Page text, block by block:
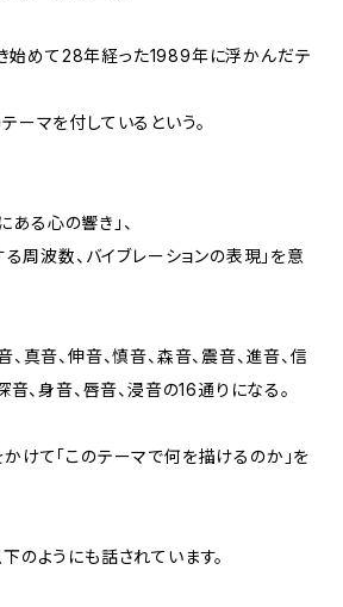
始めて28年経った1989年に浮かんだテ
ーマを付しているという。
ある心の響き」、
周波数、バイブレーションの表現」を意
真音、伸音、慎音、森音、震音、進音、信
音、身音、唇音、浸音の16通りになる。
けて「このテーマで何を描けるのか」を
のようにも話されています。